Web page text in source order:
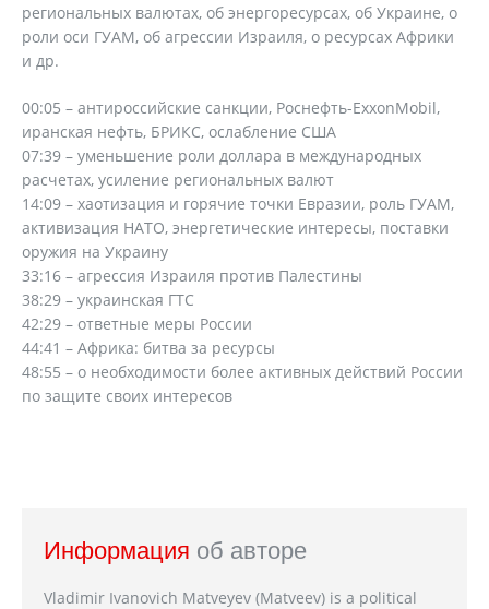
региональных валютах, об энергоресурсах, об Украине, о
роли оси ГУАМ, об агрессии Израиля, о ресурсах Африки
и др.
00:05 – антироссийские санкции, Роснефть-ExxonMobil,
иранская нефть, БРИКС, ослабление США
07:39 – уменьшение роли доллара в международных
расчетах, усиление региональных валют
14:09 – хаотизация и горячие точки Евразии, роль ГУАМ,
активизация НАТО, энергетические интересы, поставки
оружия на Украину
33:16 – агрессия Израиля против Палестины
38:29 – украинская ГТС
42:29 – ответные меры России
44:41 – Африка: битва за ресурсы
48:55 – о необходимости более активных действий России
по защите своих интересов
Информация об авторе
Vladimir Ivanovich Matveyev (Matveev) is a political